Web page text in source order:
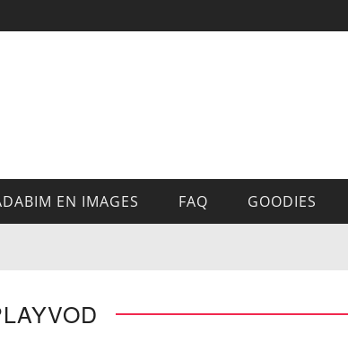
EN IMAGES FAQ GOODIES